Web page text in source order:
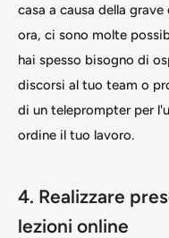
casa a causa della
ora, ci sono molte
hai spesso bisogno di
discorsi al tuo team o
di un teleprompter per
ordine il tuo lavoro.
4. Realizzare
lezioni online